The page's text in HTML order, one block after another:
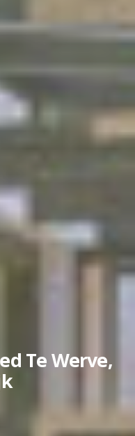
Te Werve,